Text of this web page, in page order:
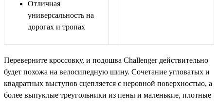
Отличная
универсальность на
дорогах и тропах
Переверните кроссовку, и подошва Challenger действительно
будет похожа на велосипедную шину. Сочетание угловатых и
квадратных выступов сцепляется с неровной поверхностью, а
более выпуклые треугольники из пены и маленькие, плотные